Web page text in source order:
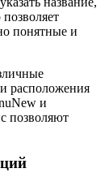
понятные и
расположения
и
позволяют